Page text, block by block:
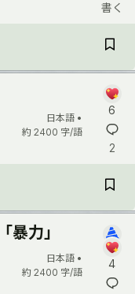
書く
日本語 •
約 2400 字/語
6
2
暴力」
日本語 •
約 2400 字/語
4